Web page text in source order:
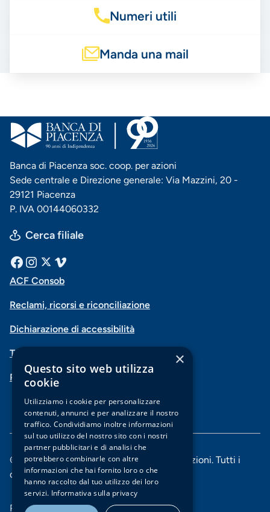
Numeri utili
Manda una mail
Banca di Piacenza soc. coop. per azioni
Sede centrale e Direzione generale: Via Mazzini, 20 -
29121 Piacenza
P. IVA 00144060332
Cerca filiale
Menu
social
Facebook
InstagramVimeo
Menu
navigazione
piè
di
pagina
ACF Consob
Reclami, ricorsi e riconciliazione
Dichiarazione di accessibilità
Trasparenza
PSD2-Open Banking
© 2025 Banca di Piacenza soc. coop. per azioni. Tutti i
diritti riservati.
Privacy e Cookie policy
×
Questo sito web utilizza
cookie
Utilizziamo i cookie per personalizzare
contenuti, annunci e per analizzare il nostro
traffico. Condividiamo inoltre informazioni
sul tuo utilizzo del nostro sito con i nostri
partner pubblicitari e di analisi che
potrebbero combinarle con altre
informazioni che hai fornito loro o che
hanno raccolto dal tuo utilizzo dei loro
servizi. Informativa sulla privacy